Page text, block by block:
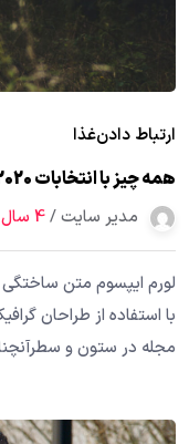
ارتباط دادنغذا
همه چیز با انتخابات 2020 اشتباه بود
مدیر سایت /4 سال
لورم ایپسوم متن
با استفاده از طراحان
مجله در ستون و